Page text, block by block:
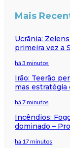
Mais
Ucrânia:
primeira vez a
há 3 minutos
Irão: Teerão
mas estratégia
há 7 minutos
Incêndios:
dominado –
há 17 minutos